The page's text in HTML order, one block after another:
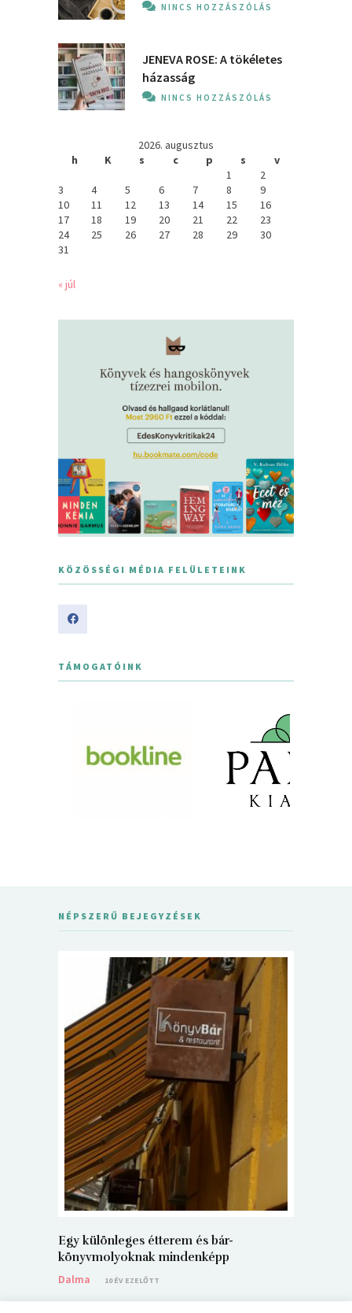
NINCS HOZZÁSZÓLÁS
JENEVA ROSE: A ​tökéletes
házasság
NINCS HOZZÁSZÓLÁS
2026. augusztus
h
K s c p s
v
1
2
3
4 5 6 7 8
9
10
11 12 13 14 15
16
17
18 19 20 21 22
23
24
25 26 27 28 29
30
31
« júl
KÖZÖSSÉGI MÉDIA FELÜLETEINK
TÁMOGATÓINK
NÉPSZERŰ BEJEGYZÉSEK
Egy különleges étterem és bár-
könyvmolyoknak mindenképp
Dalma
10 ÉV EZELŐTT